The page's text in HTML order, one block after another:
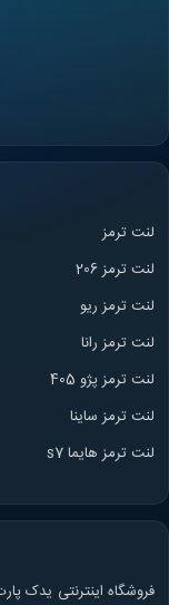
لنت ترمز
لنت ترمز 206
لنت ترمز ریو
لنت ترمز رانا
لنت ترمز پژو 405
لنت ترمز ساینا
لنت ترمز هایما s7
فروشگاه اینترنتی یدک